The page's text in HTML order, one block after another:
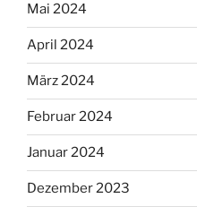
Mai 2024
April 2024
März 2024
Februar 2024
Januar 2024
Dezember 2023